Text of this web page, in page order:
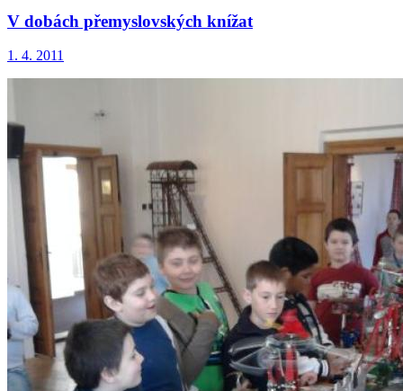
V dobách přemyslovských knížat
1. 4. 2011